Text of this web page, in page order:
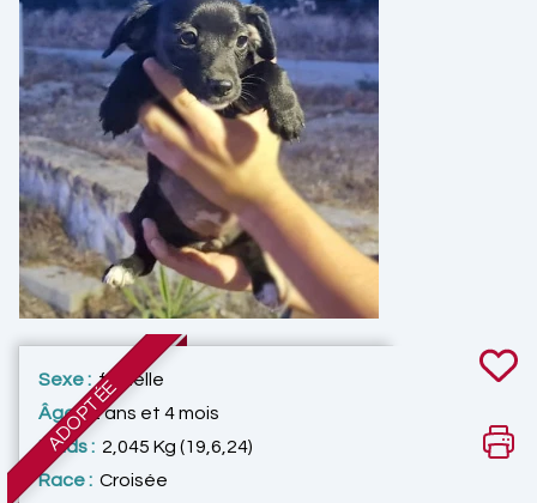
ADOPTÉE
Sexe : femelle
Âge :2 ans et 4 mois
Poids : 2,045 Kg (19,6,24)
Race : Croisée